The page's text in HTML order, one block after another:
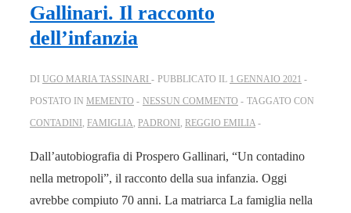
Gallinari. Il racconto
dell’infanzia
DI UGO MARIA TASSINARI PUBBLICATO IL 1 GENNAIO 2021
POSTATO IN MEMENTO NESSUN COMMENTO
TAGGATO CON
CONTADINI , FAMIGLIA, PADRONI , REGGIO EMILIA
Dall’autobiografia di Prospero Gallinari, “Un contadino
nella metropoli”, il racconto della sua infanzia. Oggi
avrebbe compiuto 70 anni. La matriarca La famiglia nella